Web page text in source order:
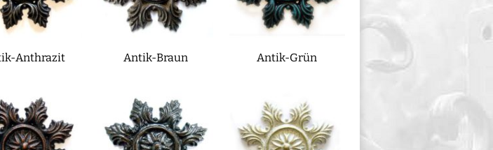
Anthrazit Antik-Braun Antik-Grün